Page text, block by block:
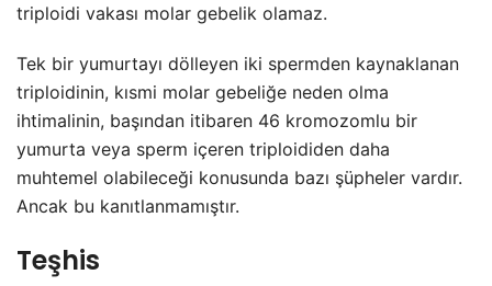
triploidi vakası molar gebelik olamaz.
Tek bir yumurtayı dölleyen iki spermden kaynaklanan
triploidinin, kısmi molar gebeliğe neden olma
ihtimalinin, başından itibaren 46 kromozomlu bir
yumurta veya sperm içeren triploididen daha
muhtemel olabileceği konusunda bazı şüpheler vardır.
Ancak bu kanıtlanmamıştır.
Teşhis